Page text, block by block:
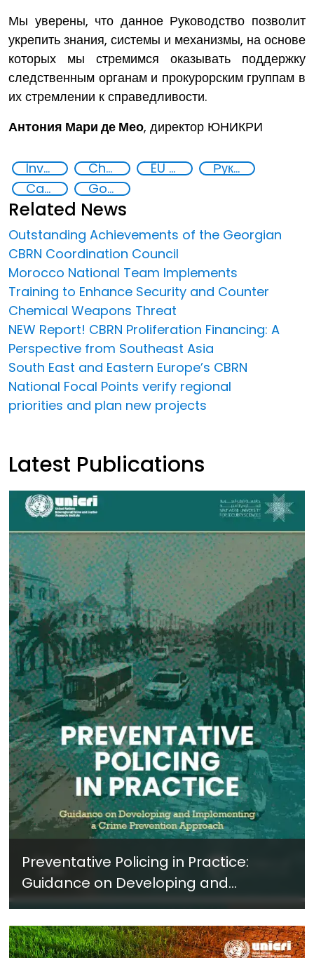
Мы уверены, что данное Руководство позволит
укрепить знания, системы и механизмы, на основе
которых мы стремимся оказывать поддержку
следственным органам и прокурорским группам в
их стремлении к справедливости.
Антония Мари де Мео, директор ЮНИКРИ
Investigating and prosecuting chemical and biological crimes Chemical, biological, radiological and nuclear (CBRN) material EU CBRN CoE
Руководство для прокуроров по преступлениям, связанным с применением химического и биологического оружия
Capacity-building
Goal 16
Related News
Outstanding Achievements of the Georgian
CBRN Coordination Council
Morocco National Team Implements
Training to Enhance Security and Counter
Chemical Weapons Threat
NEW Report! CBRN Proliferation Financing: A
Perspective from Southeast Asia
South East and Eastern Europe’s CBRN
National Focal Points verify regional
priorities and plan new projects
Latest Publications
Preventative Policing in Practice:
Guidance on Developing and
Implementing a Crime Prevention
Approach